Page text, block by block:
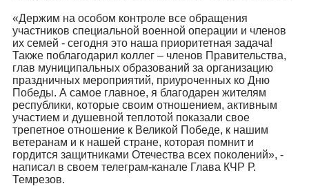
«Держим на особом контроле все обращения
участников специальной военной операции и членов
их семей - сегодня это наша приоритетная задача!
Также поблагодарил коллег – членов Правительства,
глав муниципальных образований за организацию
праздничных мероприятий, приуроченных ко Дню
Победы. А самое главное, я благодарен жителям
республики, которые своим отношением, активным
участием и душевной теплотой показали свое
трепетное отношение к Великой Победе, к нашим
ветеранам и к нашей стране, которая помнит и
гордится защитниками Отечества всех поколений», -
написал в своем телеграм-канале Глава КЧР Р.
Темрезов.